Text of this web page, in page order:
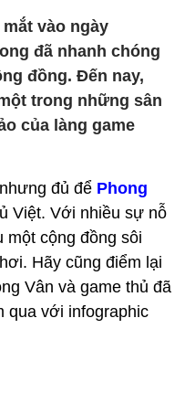
vào ngày
đã nhanh chóng
đồng. Đến nay,
trong những sân
của làng game
đủ để Phong
Việt. Với nhiều sự nỗ
một cộng đồng sôi
Hãy cũng điểm lại
Vân và game thủ đã
qua với infographic